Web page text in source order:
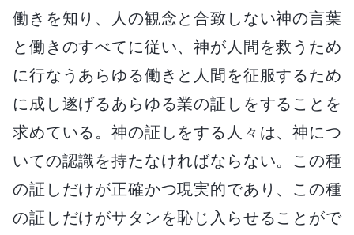
働きを知り、人の観念と合致しない神の言葉
と働きのすべてに従い、神が人間を救うため
に行なうあらゆる働きと人間を征服するため
に成し遂げるあらゆる業の証しをすることを
求めている。神の証しをする人々は、神につ
いての認識を持たなければならない。この種
の証しだけが正確かつ現実的であり、この種
の証しだけがサタンを恥じ入らせることがで